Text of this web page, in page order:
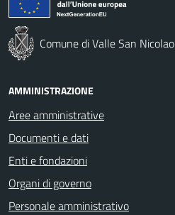
Comune di Valle San Nicolao
AMMINISTRAZIONE
Aree amministrative
Documenti e dati
Enti e fondazioni
Organi di governo
Personale amministrativo